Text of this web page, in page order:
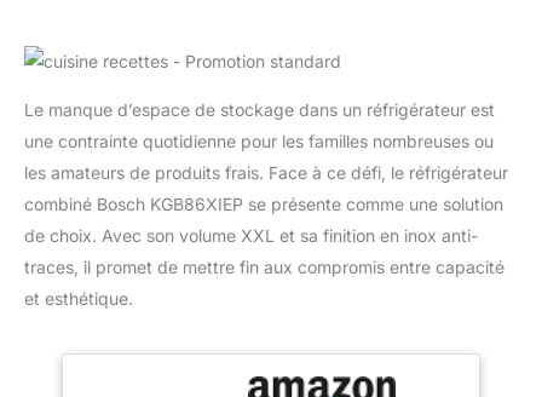
Le manque d’espace de stockage dans un réfrigérateur est
une contrainte quotidienne pour les familles nombreuses ou
les amateurs de produits frais. Face à ce défi, le réfrigérateur
combiné Bosch KGB86XIEP se présente comme une solution
de choix. Avec son volume XXL et sa finition en inox anti-
traces, il promet de mettre fin aux compromis entre capacité
et esthétique.